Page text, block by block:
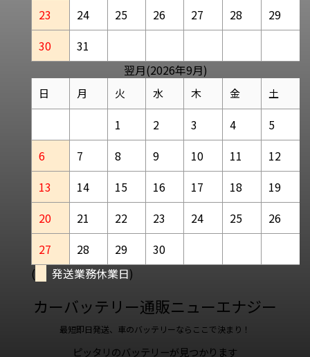
23
24 25 26 27 28
29
30
31
翌月(2026年9月)
日 月 火 水 木 金 土
1 2 3 4
5
6
7 8 9 10 11
12
13
14 15 16 17 18
19
20
21 22 23 24 25
26
27
28 29
30
(
発送業務休業日)
カーバッテリー通販ニューエナジー
最短即日発送、車のバッテリーならここで決まり！
ピッタリのバッテリーが見つかります